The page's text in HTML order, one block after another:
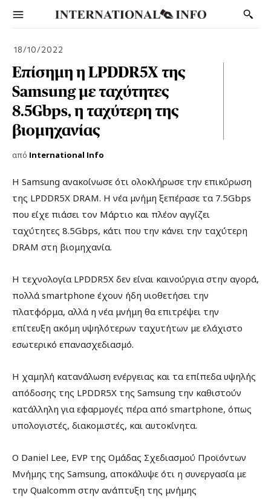
18/10/2022
Επίσημη η LPDDR5X της
Samsung με ταχύτητες
8.5Gbps, η ταχύτερη της
βιομηχανίας
από International Info
Η Samsung ανακοίνωσε ότι ολοκλήρωσε την επικύρωση
της LPDDR5X DRAM. Η νέα μνήμη ξεπέρασε τα 7.5Gbps
που είχε πιάσει τον Μάρτιο και πλέον αγγίζει
ταχύτητες 8.5Gbps, κάτι που την κάνει την ταχύτερη
DRAM στη βιομηχανία.
Η τεχνολογία LPDDR5X δεν είναι καινούργια στην αγορά,
πολλά smartphone έχουν ήδη υιοθετήσει την
πλατφόρμα, αλλά η νέα μνήμη θα επιτρέψει την
επίτευξη ακόμη υψηλότερων ταχυτήτων με ελάχιστο
εσωτερικό επανασχεδιασμό.
Η χαμηλή κατανάλωση ενέργειας και τα επίπεδα υψηλής
απόδοσης της LPDDR5X της Samsung την καθιστούν
κατάλληλη για εφαρμογές πέρα ​​από smartphone, όπως
υπολογιστές, διακομιστές, και αυτοκίνητα.
Ο Daniel Lee, EVP της Ομάδας Σχεδιασμού Προϊόντων
Μνήμης της Samsung, αποκάλυψε ότι η συνεργασία με
την Qualcomm στην ανάπτυξη της μνήμης